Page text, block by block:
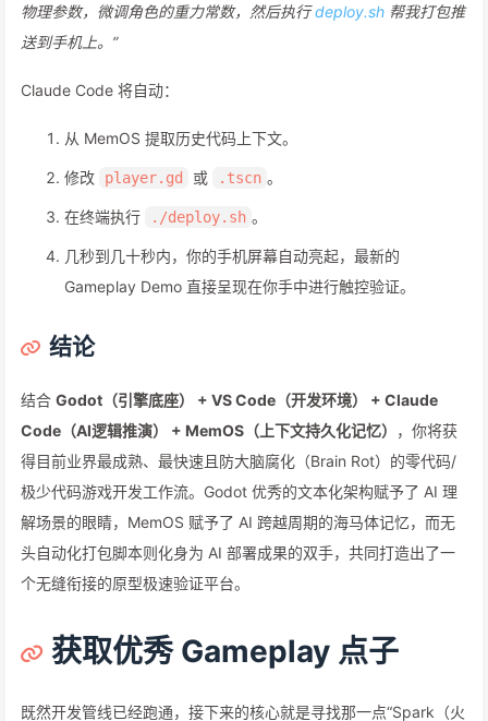
物理参数，微调角色的重力常数，然后执行deploy.sh 帮我打包推
送到手机上。”
Claude Code 将自动：
从 MemOS 提取历史代码上下文。
修改 player.gd 或 .tscn 。
在终端执行 ./deploy.sh 。
几秒到几十秒内，你的手机屏幕自动亮起，最新的
Gameplay Demo 直接呈现在你手中进行触控验证。
结论
结合 Godot（引擎底座） + VS Code（开发环境） + Claude
Code（AI逻辑推演） + MemOS（上下文持久化记忆）
，你将获
得目前业界最成熟、最快速且防大脑腐化（Brain Rot）的零代码/
极少代码游戏开发工作流。Godot 优秀的文本化架构赋予了 AI 理
解场景的眼睛，MemOS 赋予了 AI 跨越周期的海马体记忆，而无
头自动化打包脚本则化身为 AI 部署成果的双手，共同打造出了一
个无缝衔接的原型极速验证平台。
获取优秀 Gameplay 点子
既然开发管线已经跑通，接下来的核心就是寻找那一点“Spark（火